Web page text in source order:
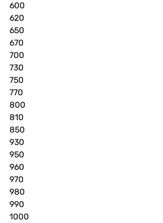
600
620
650
670
700
730
750
770
800
810
850
930
950
960
970
980
990
1000